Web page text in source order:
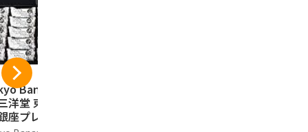
Banana 三洋
洋堂 東京お土
座プレミアムエ